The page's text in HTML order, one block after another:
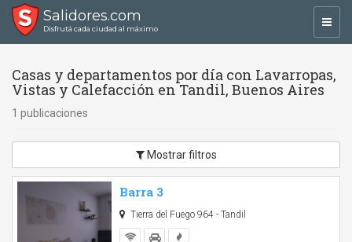
Salidores.com
Disfrutá cada ciudad al máximo
Casas y departamentos por día con Lavarropas,
Vistas y Calefacción en Tandil, Buenos Aires
1 publicaciones
Mostrar filtros
Barra 3
Tierra del Fuego 964 - Tandil